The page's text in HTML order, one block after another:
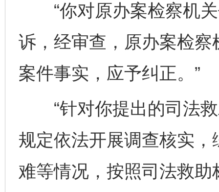
“你对原办案检察机关
诉，经审查，原办案检
案件事实，应予纠正。”
“针对你提出的司法救
规定依法开展调查核实
难等情况，按照司法救